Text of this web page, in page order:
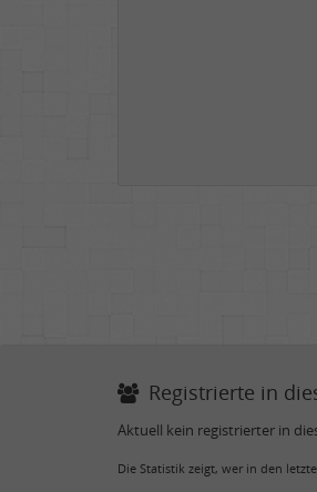
Registrierte in
Aktuell kein registrierter in
Die Statistik zeigt, wer in den